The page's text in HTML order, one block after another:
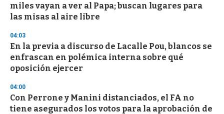
miles vayan a ver al Papa; buscan lugares para
las misas al aire libre
04:03
En la previa a discurso de Lacalle Pou, blancos se
enfrascan en polémica interna sobre qué
oposición ejercer
04:00
Con Perrone y Manini distanciados, el FA no
tiene asegurados los votos para la aprobación de